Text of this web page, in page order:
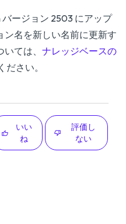
ージョン 2503 にアップ
ン名を新しい名前に更新す
ては、 ナレッジベースの
ださい。
いい
ね
評価し
ない